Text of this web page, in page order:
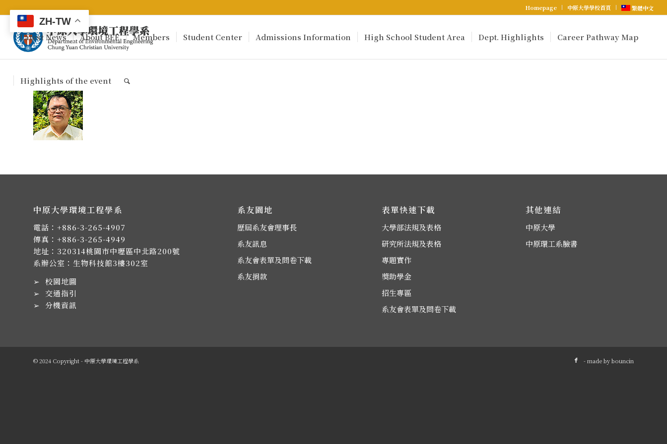
Homepage 中原大學學校首頁 繁體中文
Latest News About BEE Members Student Center Admissions Information High School Student Area Dept. Highlights Career Pathway Map
Highlights of the event
中原大學環境工程學系
電話： +886-3-265-4907
傳真：+886-3-265-4949
地址： 320314桃園市中壢區中北路200號
系辦公室：生物科技館3樓302室
➢ 校園地圖
➢ 交通指引
➢ 分機資訊
系友園地
歷屆系友會理事長
系友訊息
系友會表單及問卷下載
系友捐款
表單快速下載
大學部法規及表格
研究所法規及表格
專題實作
獎助學金
招生專區
系友會表單及問卷下載
其他連結
中原大學
中原環工系臉書
© 2024 Copyright - 中原大學環境工程學系 - made bybouncin
ZH-TW